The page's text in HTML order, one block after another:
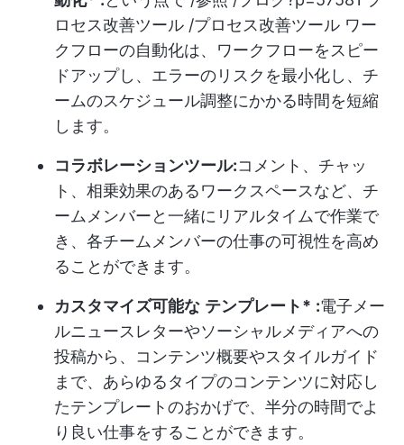
ロセス改善ツール /プロセス改善ツール ワー
クフローの自動化は、ワークフローをスピー
ドアップし、エラーのリスクを最小化し、チ
ームのスケジュール調整にかかる時間を短縮
します。
コラボレーションツール:コメント、チャッ
ト、相乗効果のあるワークスペースなど、チ
ームメンバーと一緒にリアルタイムで作業で
き、各チームメンバーの仕事の可視性を高め
ることができます。
カスタマイズ可能な テンプレート* :電子メー
ルニュースレターやソーシャルメディアへの
投稿から、コンテンツ概要やスタイルガイド
まで、あらゆるタイプのコンテンツに対応し
たテンプレートのおかげで、半分の時間でよ
り良い仕事をすることができます。